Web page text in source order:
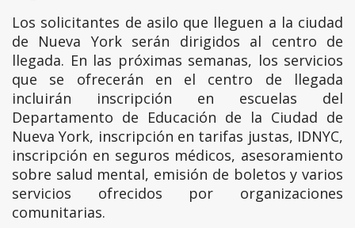
Los solicitantes de asilo que lleguen a la ciudad
de Nueva York serán dirigidos al centro de
llegada. En las próximas semanas, los servicios
que se ofrecerán en el centro de llegada
incluirán inscripción en escuelas del
Departamento de Educación de la Ciudad de
Nueva York, inscripción en tarifas justas, IDNYC,
inscripción en seguros médicos, asesoramiento
sobre salud mental, emisión de boletos y varios
servicios ofrecidos por organizaciones
comunitarias.